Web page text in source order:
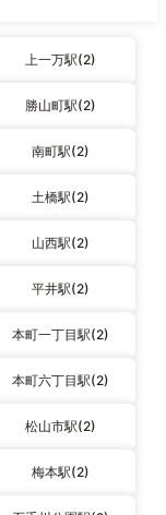
上一万駅(2)
勝山町駅(2)
南町駅(2)
土橋駅(2)
山西駅(2)
平井駅(2)
本町一丁目駅(2)
本町六丁目駅(2)
松山市駅(2)
梅本駅(2)